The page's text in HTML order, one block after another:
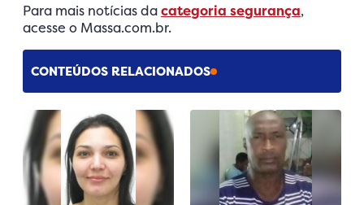
Para mais notícias dacategoria segurança,
acesse o Massa.com.br.
CONTEÚDOS RELACIONADOS